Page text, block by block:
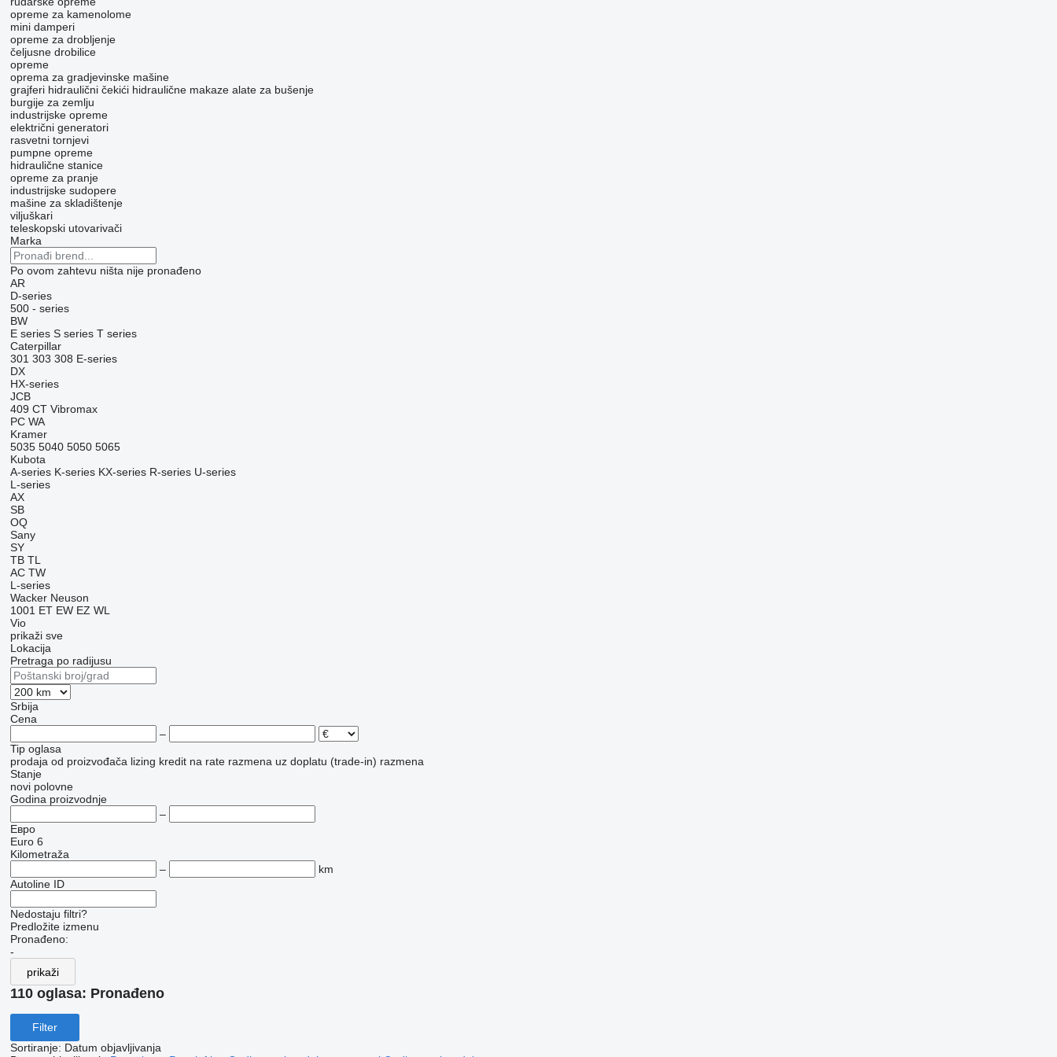
opreme za kamenolome
mini damperi
opreme za drobljenje
čeljusne drobilice
opreme
oprema za gradjevinske mašine
grajferi hidraulični čekići hidraulične makaze alate za bušenje
burgije za zemlju
industrijske opreme
električni generatori
rasvetni tornjevi
pumpne opreme
hidraulične stanice
opreme za pranje
industrijske sudopere
mašine za skladištenje
viljuškari
teleskopski utovarivači
Marka
Po ovom zahtevu ništa nije pronađeno
AR
D-series
500 - series
BW
E series S series T series
Caterpillar
301 303 308 E-series
DX
HX-series
JCB
409 CT Vibromax
PC WA
Kramer
5035 5040 5050 5065
Kubota
A-series K-series KX-series R-series U-series
L-series
AX
SB
OQ
Sany
SY
TB TL
AC TW
L-series
Wacker Neuson
1001 ET EW EZ WL
Vio
prikaži sve
Lokacija
Pretraga po radijusu
Srbija
Cena
–
Tip oglasa
prodaja od proizvođača lizing kredit na rate razmena uz doplatu (trade-in) razmena
Stanje
novi polovne
Godina proizvodnje
–
Евро
Euro 6
Kilometraža
–
km
Autoline ID
Nedostaju filtri?
Predložite izmenu
Pronađeno:
-
prikaži
110 oglasa: Pronađeno
Filter
Sortiranje: Datum objavljivanja